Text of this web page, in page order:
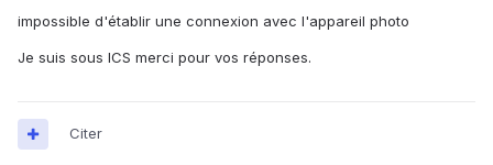
impossible d'établir une connexion avec l'appareil photo
Je suis sous ICS merci pour vos réponses.
Citer